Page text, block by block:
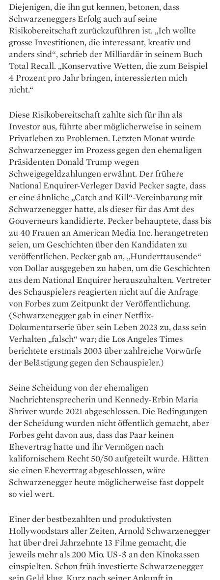
Diejenigen, die ihn gut kennen, betonen, dass
Schwarzeneggers Erfolg auch auf seine
Risikobereitschaft zurückzuführen ist. „Ich wollte
grosse Investitionen, die interessant, kreativ und
anders sind“, schrieb der Milliardär in seinem Buch
Total Recall. „Konservative Wetten, die zum Beispiel
4 Prozent pro Jahr bringen, interessierten mich
nicht.“
Diese Risikobereitschaft zahlte sich für ihn als
Investor aus, führte aber möglicherweise in seinem
Privatleben zu Problemen. Letzten Monat wurde
Schwarzenegger im Prozess gegen den ehemaligen
Präsidenten Donald Trump wegen
Schweigegeldzahlungen erwähnt. Der frühere
National Enquirer-Verleger David Pecker sagte, dass
er eine ähnliche „Catch and Kill“-Vereinbarung mit
Schwarzenegger hatte, als dieser für das Amt des
Gouverneurs kandidierte. Pecker behauptete, dass bis
zu 40 Frauen an American Media Inc. herangetreten
seien, um Geschichten über den Kandidaten zu
veröffentlichen. Pecker gab an, „Hunderttausende“
von Dollar ausgegeben zu haben, um die Geschichten
aus dem National Enquirer herauszuhalten. Vertreter
des Schauspielers reagierten nicht auf die Anfrage
von Forbes zum Zeitpunkt der Veröffentlichung.
(Schwarzenegger gab in einer Netflix-
Dokumentarserie über sein Leben 2023 zu, dass sein
Verhalten „falsch“ war; die Los Angeles Times
berichtete erstmals 2003 über zahlreiche Vorwürfe
der Belästigung gegen den Schauspieler.)
Seine Scheidung von der ehemaligen
Nachrichtensprecherin und Kennedy-Erbin Maria
Shriver wurde 2021 abgeschlossen. Die Bedingungen
der Scheidung wurden nicht öffentlich gemacht, aber
Forbes geht davon aus, dass das Paar keinen
Ehevertrag hatte und ihr Vermögen nach
kalifornischem Recht 50/50 aufgeteilt wurde. Hätten
sie einen Ehevertrag abgeschlossen, wäre
Schwarzenegger heute möglicherweise fast doppelt
so viel wert.
Einer der bestbezahlten und produktivsten
Hollywoodstars aller Zeiten, Arnold Schwarzenegger
hat über drei Jahrzehnte 13 Filme gemacht, die
jeweils mehr als 200 Mio. US-$ an den Kinokassen
einspielten. Schon früh investierte Schwarzenegger
sein Geld klug. Kurz nach seiner Ankunft in